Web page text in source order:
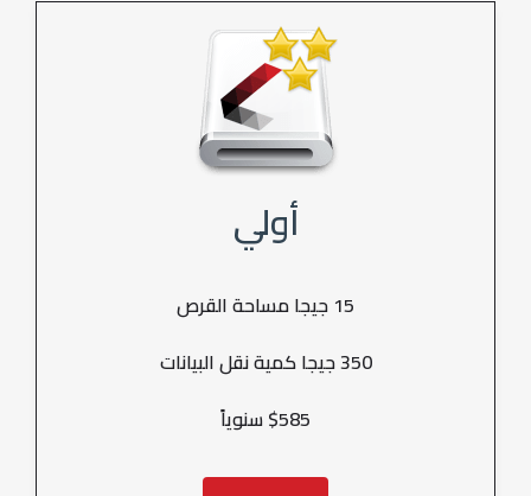
أولي
15 جيجا مساحة القرص
350 جيجا كمية نقل البيانات
$585 سنوياً